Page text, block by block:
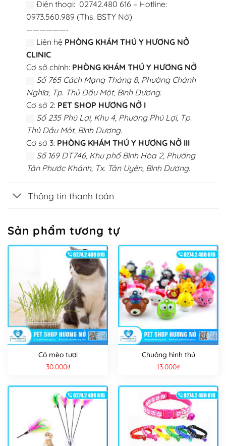
Điện thoại: 02742.480 616 – Hotline:
0973.560.989 (Ths. BSTY Nở)
——————-
Liên hệ PHÒNG KHÁM THÚ Y HƯƠNG NỞ
CLINIC
Cơ sở chính: PHÒNG KHÁM THÚ Y HƯƠNG NỞ
Số 765 Cách Mạng Tháng 8, Phường Chánh
Nghĩa, Tp. Thủ Dầu Một, Bình Dương.
Cơ sở 2: PET SHOP HƯƠNG NỞ I
Số 235 Phú Lợi, Khu 4, Phường Phú Lợi, Tp.
Thủ Dầu Một, Bình Dương.
Cơ sở 3: PHÒNG KHÁM THÚ Y HƯƠNG NỞ III
Số 169 DT746, Khu phố Bình Hòa 2, Phường
Tân Phước Khánh, Tx. Tân Uyên, Bình Dương.
Thông tin thanh toán
Sản phẩm tương tự
Cỏ mèo tươi
30.000₫
Chuông hình thú
13.000₫